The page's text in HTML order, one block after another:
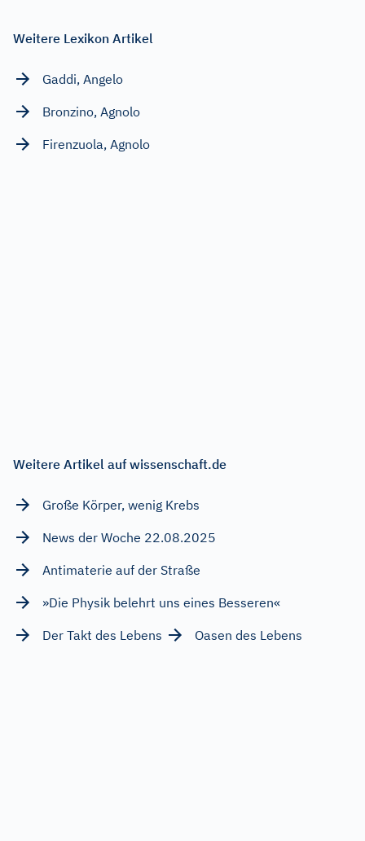
Weitere Lexikon Artikel
Gaddi, Angelo
Bronzino, Agnolo
Firenzuola, Agnolo
Weitere Artikel auf wissenschaft.de
Große Körper, wenig Krebs
News der Woche 22.08.2025
Antimaterie auf der Straße
»Die Physik belehrt uns eines Besseren«
Der Takt des Lebens
Oasen des Lebens